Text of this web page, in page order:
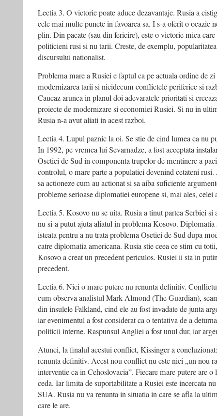
Lectia 3. O victorie poate aduce dezavantaje. Rusia a
cele mai multe puncte in favoarea sa. I s-a oferit o ocazie
plin. Din pacate (sau din fericire), este o victorie mica
politicieni rusi si nu tarii. Creste, de exemplu,
discursului nationalist.
Problema mare a Rusiei e faptul ca pe actuala ordine de
modernizarea tarii si nicidecum conflictele periferice si
Caucaz arunca in planul doi adevaratele prioritati si
proiecte de modernizare si economiei Rusiei. Si nu in
Rusia n-a avut aliati in acest razboi.
Lectia 4. Lupul paznic la oi. Se stie de cind lumea ca nu
In 1992, pe vremea lui Sevarnadze, a fost acceptata
Osetiei de Sud in componenta trupelor de mentinere a
controlul, o mare parte a populatiei devenind cetateni
sa actioneze cum au actionat si sa aiba suficiente
probleme serioase diplomatiei europene si, mai ales, celei
Lectia 5. Kosovo nu se uita. Rusia a tinut partea Serbiei si
nu si-a putut ajuta aliatul in problema Kosovo. Diplomatia
isteata pentru a nu trata problema Osetiei de Sud dupa
catre diplomatia americana. Rusia stie ceea ce stim cu
Kosovo a creat un precedent periculos. Rusiei ii sta in
precedent.
Lectia 6. Nici o mare putere nu renunta definitiv.
cum observa analistul Mark Almond (The Guardian),
din insulele Falkland, cind ele au fost invadate de junta
iar evenimentul a fost considerat ca o tentativa de a
politicii interne. Raspunsul Angliei a fost unul dur, iar
Atunci, la finalul acestui conflict, Kissinger a
renunta definitiv. Acest nou conflict nu este nici „un nou
interventie ca in Cehoslovacia”. Fiecare mare putere are
ceda. Iar limita de suportabilitate a Rusiei este incercata
SUA. Rusia nu va renunta in situatia in care se afla la
care le are.